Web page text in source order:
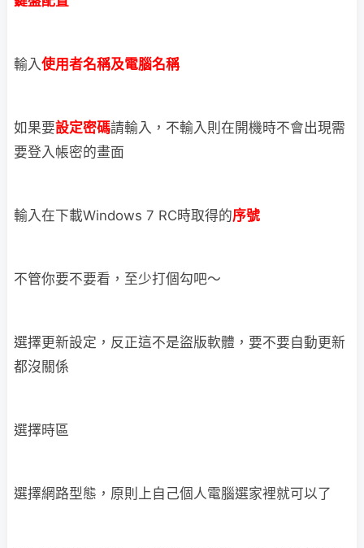
輸入使用者名稱及電腦名稱
如果要設定密碼請輸入，不輸入則在開機時不會出現需
要登入帳密的畫面
輸入在下載Windows 7 RC時取得的序號
不管你要不要看，至少打個勾吧～
選擇更新設定，反正這不是盜版軟體，要不要自動更新
都沒關係
選擇時區
選擇網路型態，原則上自己個人電腦選家裡就可以了